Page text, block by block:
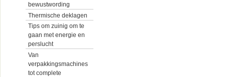
bewustwording
Thermische deklagen
Tips om zuinig om te
gaan met energie en
perslucht
Van
verpakkingsmachines
tot complete